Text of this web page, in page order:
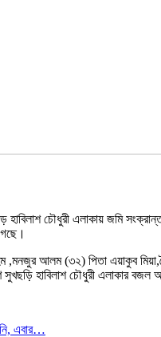
চৌধুরী এলাকায় জমি
,মনজুর আলম (৩২) পিতা এয়াকুব
সুখছড়ি হাবিলাশ চৌধুরী এলাকার
এবার…